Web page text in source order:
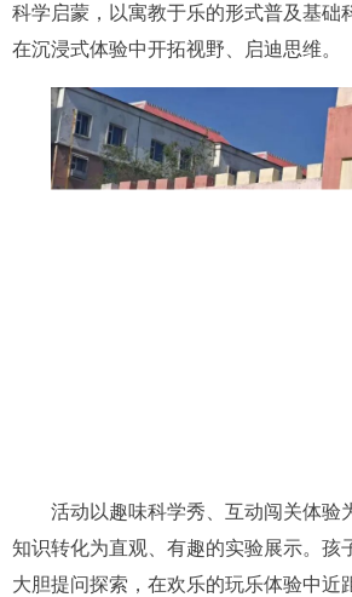
科学启蒙，以寓教于乐的形式普及基础
在沉浸式体验中开拓视野、启迪思维。
活动以趣味科学秀、互动闯关体验
知识转化为直观、有趣的实验展示。孩
大胆提问探索，在欢乐的玩乐体验中近